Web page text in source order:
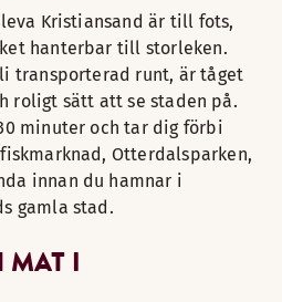
Kristiansand är till fots,
hanterbar till storleken.
transporterad runt, är tåget
roligt sätt att se staden på.
minuter och tar dig förbi
Otterdalsparken,
innan du hamnar i
gamla stad.
MAT I